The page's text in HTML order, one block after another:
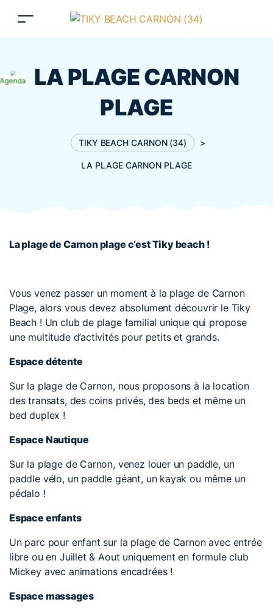
LA PLAGE CARNON
PLAGE
TIKY BEACH CARNON (34) >
LA PLAGE CARNON PLAGE
La plage de Carnon plage c’est Tiky beach !
Vous venez passer un moment à la plage de Carnon
Plage, alors vous devez absolument découvrir le Tiky
Beach ! Un club de plage familial unique qui propose
une multitude d’activités pour petits et grands.
Espace détente
Sur la plage de Carnon, nous proposons à la location
des transats, des coins privés, des beds et même un
bed duplex !
Espace Nautique
Sur la plage de Carnon, venez louer un paddle, un
paddle vélo, un paddle géant, un kayak ou même un
pédalo !
Espace enfants
Un parc pour enfant sur la plage de Carnon avec entrée
libre ou en Juillet & Aout uniquement en formule club
Mickey avec animations encadrées !
Espace massages
Agenda